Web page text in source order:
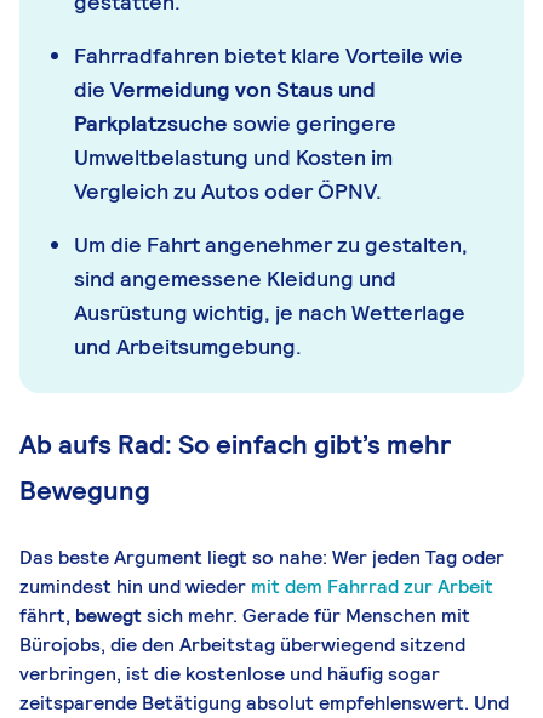
Fahrradfahren bietet klare Vorteile wie
die Vermeidung von Staus und
Parkplatzsuche sowie geringere
Umweltbelastung und Kosten im
Vergleich zu Autos oder ÖPNV.
Um die Fahrt angenehmer zu gestalten,
sind angemessene Kleidung und
Ausrüstung wichtig, je nach Wetterlage
und Arbeitsumgebung.
Ab aufs Rad: So einfach gibt’s mehr
Bewegung
Das beste Argument liegt so nahe: Wer jeden Tag oder
zumindest hin und wieder mit dem Fahrrad zur Arbeit
fährt, bewegtsich mehr. Gerade für Menschen mit
Bürojobs, die den Arbeitstag überwiegend sitzend
verbringen, ist die kostenlose und häufig sogar
zeitsparende Betätigung absolut empfehlenswert. Und